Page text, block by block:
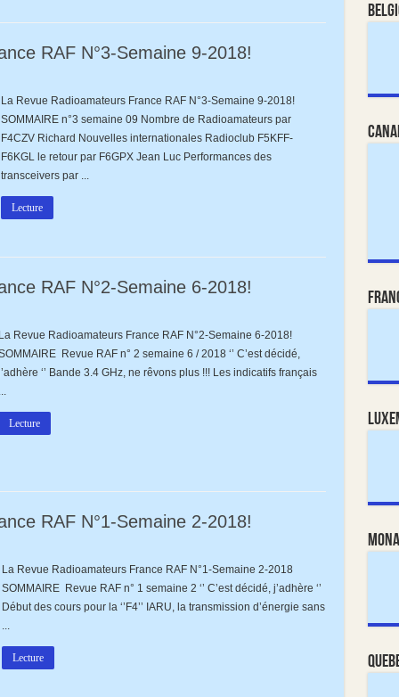
RAF N°3-Semaine 9-2018!
La Revue Radioamateurs France RAF N°3-Semaine 9-2018!
SOMMAIRE n°3 semaine 09 Nombre de Radioamateurs par
F4CZV Richard Nouvelles internationales Radioclub F5KFF-
F6KGL le retour par F6GPX Jean Luc Performances des
transceivers par ...
Lecture
RAF N°2-Semaine 6-2018!
La Revue Radioamateurs France RAF N°2-Semaine 6-2018!
Revue RAF n° 2 semaine 6 / 2018 ‘’ C’est décidé,
‘’ Bande 3.4 GHz, ne rêvons plus !!! Les indicatifs français
...
Lecture
RAF N°1-Semaine 2-2018!
La Revue Radioamateurs France RAF N°1-Semaine 2-2018
SOMMAIRE Revue RAF n° 1 semaine 2 ‘’ C’est décidé, j’adhère ‘’
Début des cours pour la ‘’F4’’ IARU, la transmission d’énergie sans
...
Lecture